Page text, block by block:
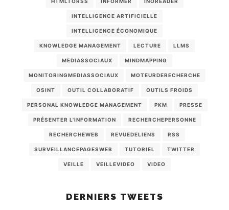
INTELLIGENCE ARTIFICIELLE
INTELLIGENCE ÉCONOMIQUE
KNOWLEDGE MANAGEMENT LECTURE LLMS
MEDIASSOCIAUX MINDMAPPING
MONITORINGMEDIASSOCIAUX MOTEURDERECHERCHE
OSINT OUTIL COLLABORATIF OUTILS FROIDS
PERSONAL KNOWLEDGE MANAGEMENT PKM PRESSE
PRÉSENTER L'INFORMATION RECHERCHEPERSONNE
RECHERCHEWEB REVUEDELIENS RSS
SURVEILLANCEPAGESWEB TUTORIEL TWITTER
VEILLE VEILLEVIDEO VIDEO
DERNIERS TWEETS